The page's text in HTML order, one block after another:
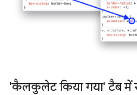
'कैलकुलेट किया गया' टैब में